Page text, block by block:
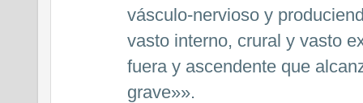
vásculo-nervioso y
vasto interno, crural y vasto
fuera y ascendente que
grave»».